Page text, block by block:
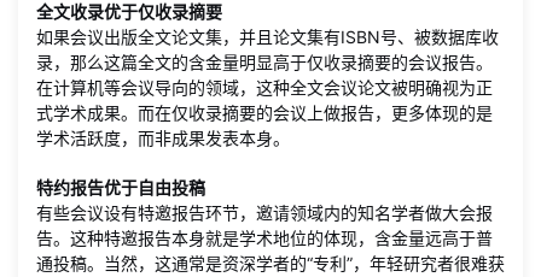
全文收录优于仅收录摘要
如果会议出版全文论文集，并且论文集有ISBN号、被数据库收
录，那么这篇全文的含金量明显高于仅收录摘要的会议报告。
在计算机等会议导向的领域，这种全文会议论文被明确视为正
式学术成果。而在仅收录摘要的会议上做报告，更多体现的是
学术活跃度，而非成果发表本身。
特约报告优于自由投稿
有些会议设有特邀报告环节，邀请领域内的知名学者做大会报
告。这种特邀报告本身就是学术地位的体现，含金量远高于普
通投稿。当然，这通常是资深学者的“专利”，年轻研究者很难获